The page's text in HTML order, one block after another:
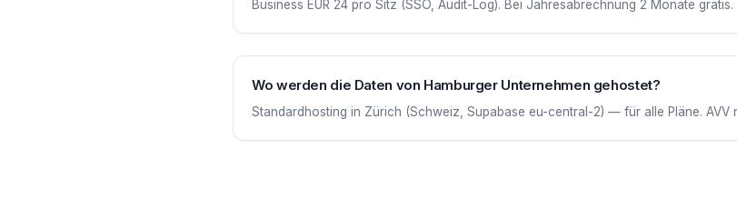
Business EUR 24 pro Sitz (SSO, Audit-Log). Bei Jahresabrechnung 2 Monate gratis.
Wo werden die Daten von Hamburger Unternehmen gehostet?
Standardhosting in Zürich (Schweiz, Supabase eu-central-2) — für alle Pläne. AVV